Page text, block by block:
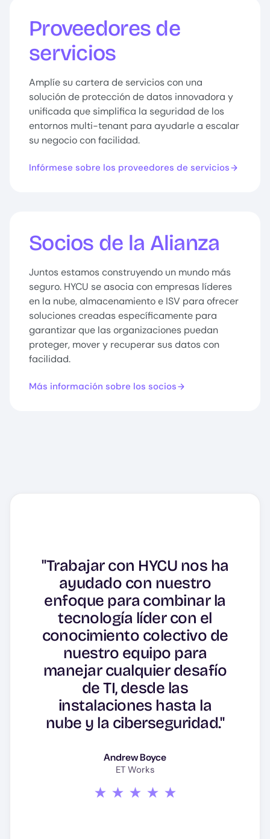
Proveedores de
servicios
Amplíe su cartera de servicios con una
solución de protección de datos innovadora y
unificada que simplifica la seguridad de los
entornos multi-tenant para ayudarle a escalar
su negocio con facilidad.
Infórmese sobre los proveedores de servicios
Socios de la Alianza
Juntos estamos construyendo un mundo más
seguro. HYCU se asocia con empresas líderes
en la nube, almacenamiento e ISV para ofrecer
soluciones creadas específicamente para
garantizar que las organizaciones puedan
proteger, mover y recuperar sus datos con
facilidad.
Más información sobre los socios
"Trabajar con HYCU nos ha
ayudado con nuestro
enfoque para combinar la
tecnología líder con el
conocimiento colectivo de
nuestro equipo para
manejar cualquier desafío
de TI, desde las
instalaciones hasta la
nube y la ciberseguridad."
Andrew Boyce
ET Works
aumentando, necesitamos
un proveedor de
protección de datos
escalable con capacidad
multi-sitio para crecer con
nosotros. Además, los
clientes tienen
despliegues en varias
nubes y necesitan una
solución que pueda
abarcarlas sin perder las
ventajas de cada una de
ellas."
Ben Sharp
"El software de migración,
protección y recuperación
de datos nativo de la nube
de HYCU nos ha ayudado a
satisfacer las exigentes
necesidades de
protección de datos y RD
de nuestros clientes."
Extreme Solution